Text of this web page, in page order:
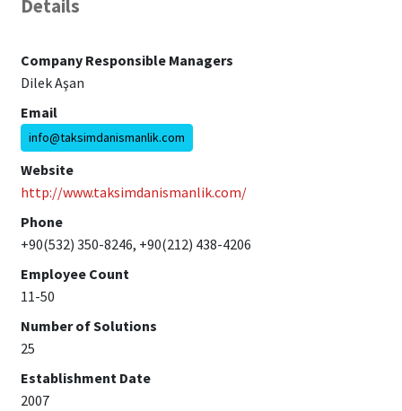
Details
Company Responsible Managers
Dilek Aşan
Email
info@taksimdanismanlik.com
Website
http://www.taksimdanismanlik.com/
Phone
+90(532) 350-8246, +90(212) 438-4206
Employee Count
11-50
Number of Solutions
25
Establishment Date
2007